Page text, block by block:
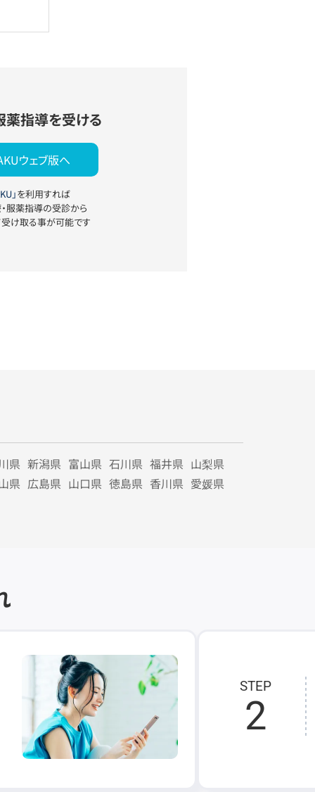
薬指導を受ける
ウェブ版へ
」を利用すれば
服薬指導の受診から
け取る事が可能です
県 新潟県 富山県 石川県 福井県 山梨県
県 広島県 山口県 徳島県 香川県 愛媛県
STEP
2